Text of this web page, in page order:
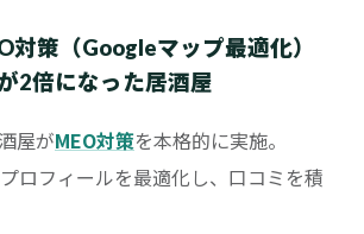
対策（Googleマップ最適化）
2倍になった居酒屋
屋がMEO対策を本格的に実施。
ロフィールを最適化し、口コミを積